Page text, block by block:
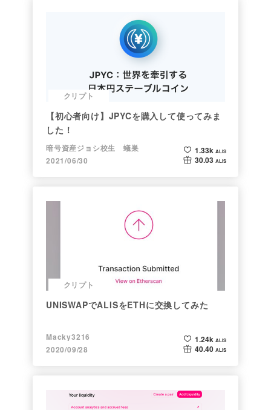
クリプト
【初心者向け】JPYCを購入して使ってみま
した！
暗号資産ジョシ校生 蟻巣
2021/06/30
1.33k ALIS
30.03 ALIS
クリプト
UNISWAPでALISをETHに交換してみた
Macky3216
2020/09/28
1.24k ALIS
40.40 ALIS